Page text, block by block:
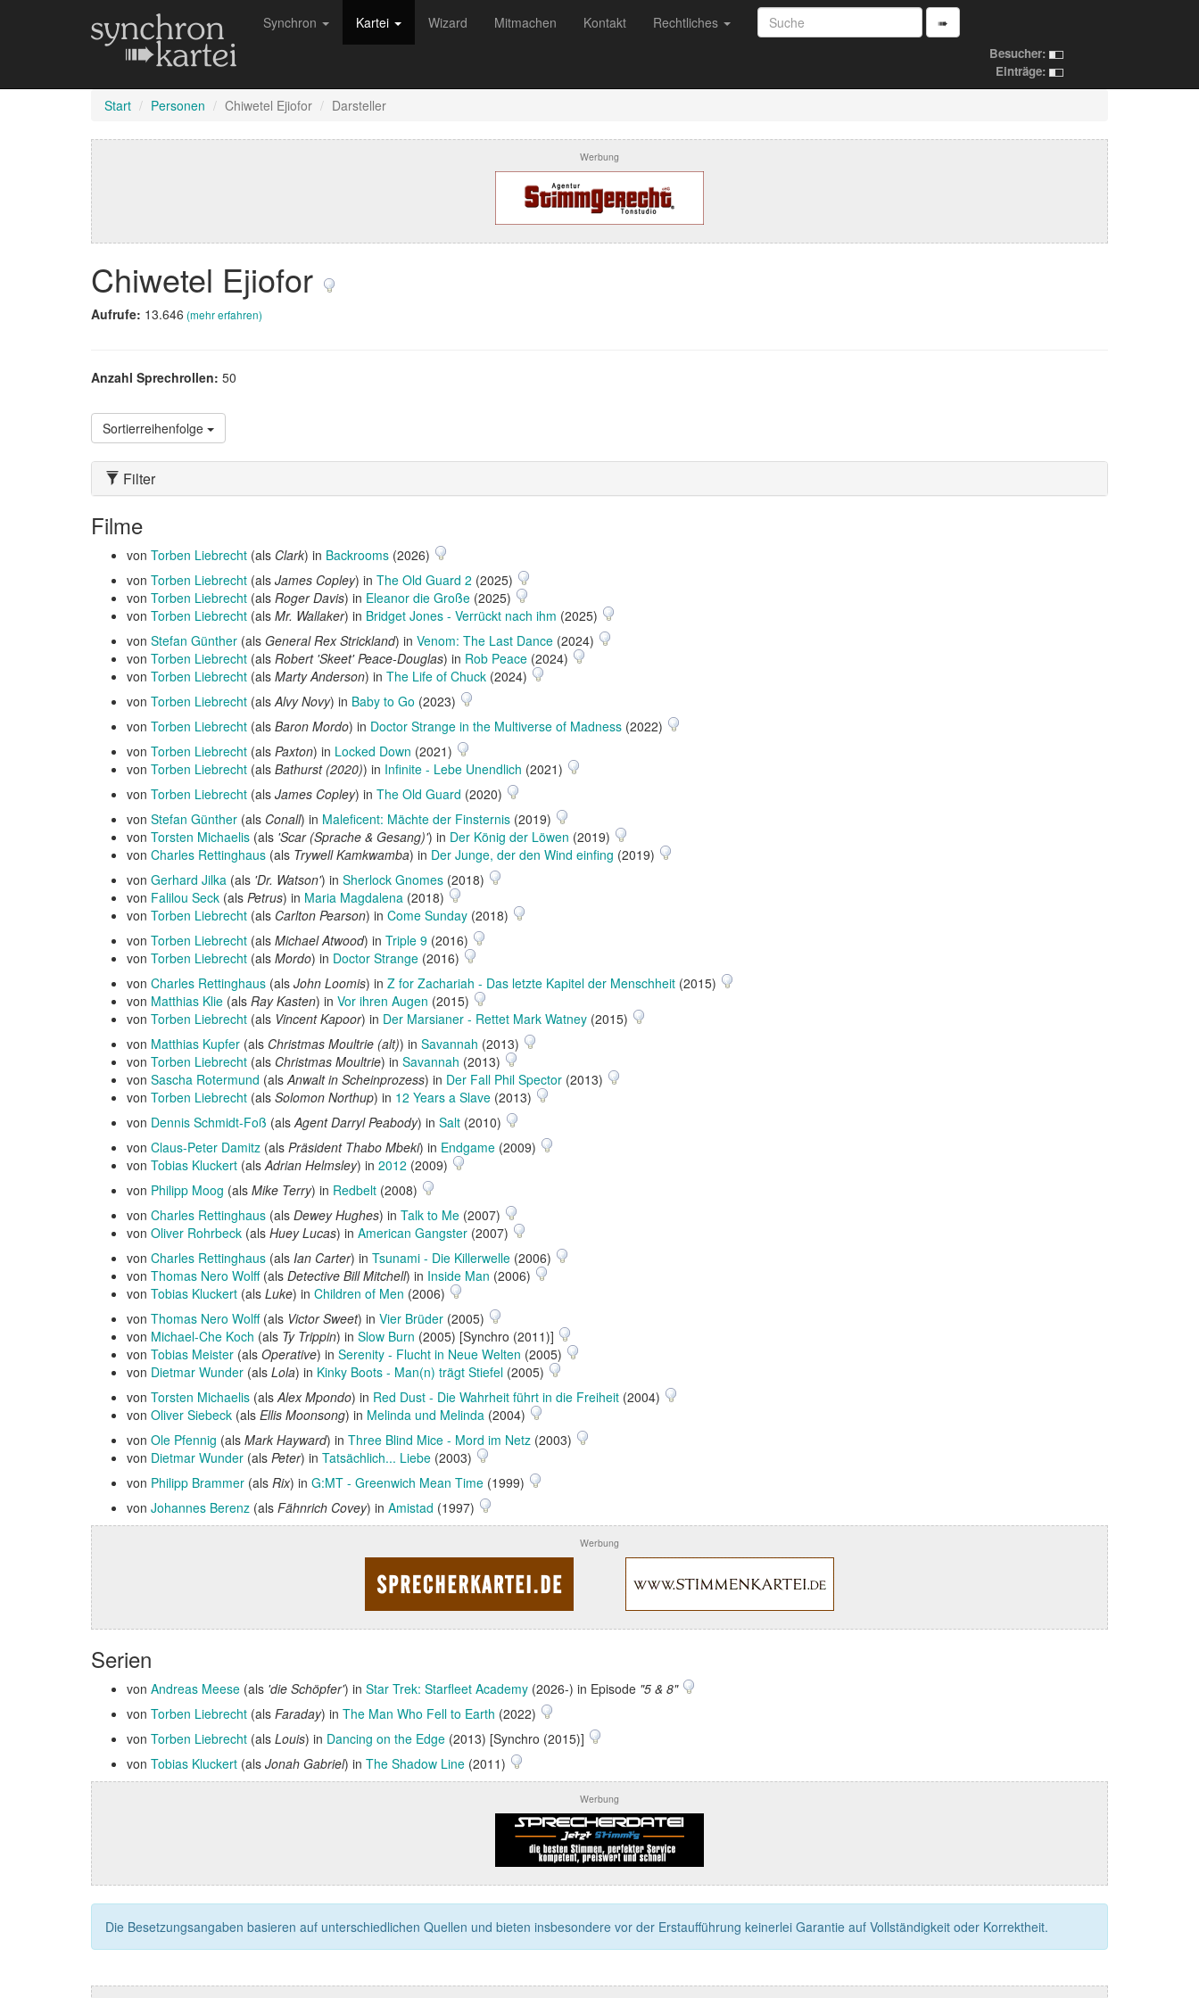
Synchron Kartei Wizard Mitmachen Kontakt Rechtliches ➠
Besucher:
Einträge:
Start Personen Chiwetel Ejiofor Darsteller
Werbung
Chiwetel Ejiofor
Aufrufe: 13.646 (mehr erfahren)
Anzahl Sprechrollen: 50
Sortierreihenfolge
Filter
Filme
von Torben Liebrecht (als Clark) in Backrooms (2026)
von Torben Liebrecht (als James Copley) in The Old Guard 2 (2025)
von Torben Liebrecht (als Roger Davis) in Eleanor die Große (2025)
von Torben Liebrecht (als Mr. Wallaker) in Bridget Jones - Verrückt nach ihm (2025)
von Stefan Günther (als General Rex Strickland) in Venom: The Last Dance (2024)
von Torben Liebrecht (als Robert 'Skeet' Peace-Douglas) in Rob Peace (2024)
von Torben Liebrecht (als Marty Anderson) in The Life of Chuck (2024)
von Torben Liebrecht (alsAlvy Novy) in Baby to Go (2023)
von Torben Liebrecht (als Baron Mordo) in Doctor Strange in the Multiverse of Madness (2022)
von Torben Liebrecht (als Paxton) in Locked Down (2021)
von Torben Liebrecht (als Bathurst (2020)) in Infinite - Lebe Unendlich (2021)
von Torben Liebrecht (als James Copley) in The Old Guard (2020)
von Stefan Günther (als Conall) in Maleficent: Mächte der Finsternis (2019)
von Torsten Michaelis (als 'Scar (Sprache & Gesang)') in Der König der Löwen (2019)
von Charles Rettinghaus (als Trywell Kamkwamba) in Der Junge, der den Wind einfing (2019)
von Gerhard Jilka (als 'Dr. Watson') in Sherlock Gnomes (2018)
von Falilou Seck (als Petrus) in Maria Magdalena (2018)
von Torben Liebrecht (als Carlton Pearson) in Come Sunday (2018)
von Torben Liebrecht (als Michael Atwood) in Triple 9 (2016)
von Torben Liebrecht (als Mordo) in Doctor Strange (2016)
von Charles Rettinghaus (als John Loomis) in Z for Zachariah - Das letzte Kapitel der Menschheit (2015)
von Matthias Klie (als Ray Kasten) in Vor ihren Augen (2015)
von Torben Liebrecht (als Vincent Kapoor) in Der Marsianer - Rettet Mark Watney (2015)
von Matthias Kupfer (als Christmas Moultrie (alt)) in Savannah (2013)
von Torben Liebrecht (als Christmas Moultrie) in Savannah (2013)
von Sascha Rotermund (alsAnwalt in Scheinprozess) in Der Fall Phil Spector (2013)
von Torben Liebrecht (als Solomon Northup) in 12 Years a Slave (2013)
von Dennis Schmidt-Foß (alsAgent Darryl Peabody) in Salt (2010)
von Claus-Peter Damitz (als Präsident Thabo Mbeki) in Endgame (2009)
von Tobias Kluckert (alsAdrian Helmsley) in 2012 (2009)
von Philipp Moog (als Mike Terry) in Redbelt (2008)
von Charles Rettinghaus (als Dewey Hughes) in Talk to Me (2007)
von Oliver Rohrbeck (als Huey Lucas) in American Gangster (2007)
von Charles Rettinghaus (als Ian Carter) in Tsunami - Die Killerwelle (2006)
von Thomas Nero Wolff(als Detective Bill Mitchell) in Inside Man (2006)
von Tobias Kluckert (als Luke) in Children of Men (2006)
von Thomas Nero Wolff(als Victor Sweet) in Vier Brüder (2005)
von Michael-Che Koch (als Ty Trippin) in Slow Burn (2005) [Synchro (2011)]
von Tobias Meister (als Operative) in Serenity - Flucht in Neue Welten (2005)
von Dietmar Wunder (als Lola) in Kinky Boots - Man(n) trägt Stiefel (2005)
von Torsten Michaelis (alsAlex Mpondo) in Red Dust - Die Wahrheit führt in die Freiheit (2004)
von Oliver Siebeck (als Ellis Moonsong) in Melinda und Melinda (2004)
von Ole Pfennig (als Mark Hayward) in Three Blind Mice - Mord im Netz (2003)
von Dietmar Wunder (als Peter) in Tatsächlich... Liebe (2003)
von Philipp Brammer (als Rix) in G:MT - Greenwich Mean Time (1999)
von Johannes Berenz (als Fähnrich Covey) in Amistad (1997)
Werbung
Serien
von Andreas Meese (als 'die Schöpfer') in Star Trek: Starfleet Academy (2026-) in Episode "5 & 8"
von Torben Liebrecht (als Faraday) in The Man Who Fell to Earth (2022)
von Torben Liebrecht (als Louis) in Dancing on the Edge (2013) [Synchro (2015)]
von Tobias Kluckert (als Jonah Gabriel) in The Shadow Line (2011)
Werbung
Die Besetzungsangaben basieren auf unterschiedlichen Quellen und bieten insbesondere vor der Erstaufführung keinerlei Garantie auf Vollständigkeit oder Korrektheit.